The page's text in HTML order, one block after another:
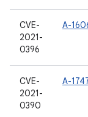
CVE-
2021-
0396
A-
CVE-
2021-
0390
A-